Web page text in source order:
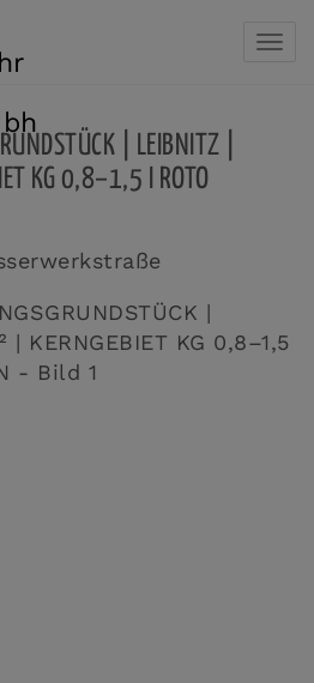
| LEIBNITZ |
KG 0,8–1,5 I ROTO